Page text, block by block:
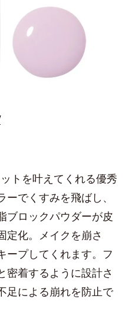
トを叶えてくれる優秀
でくすみを飛ばし、
ブロックパウダーが皮
定化。メイクを崩さ
ープしてくれます。フ
密着するように設計さ
足による崩れを防止で